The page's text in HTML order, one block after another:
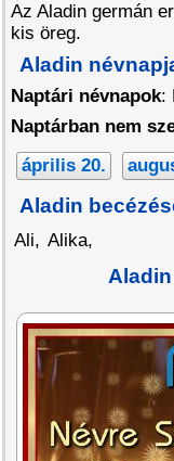
Az Aladin germán
kis öreg.
Aladin
Naptári névnapok:
Naptárban nem
április 20.
Aladin
Ali, Alika,